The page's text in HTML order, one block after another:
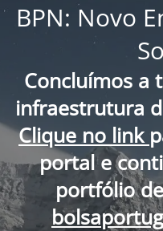
BPN: Novo
Concluímos a
infraestrutura
Clique no link
portal e
portfólio